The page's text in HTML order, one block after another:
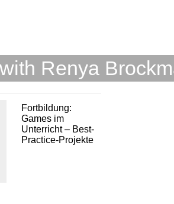
Renya
Fortbildung:
Games im
Unterricht – Best-
Practice-Projekte